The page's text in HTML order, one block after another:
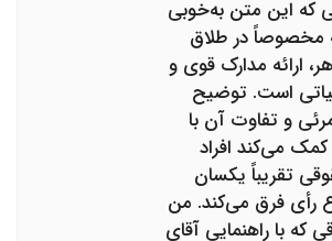
که این متن به‌خوبی
مخصوصاً در طلاق
ارائه مدارک قوی و
است. توضیح
و تفاوت آن با
می‌کند افراد
تقریباً یکسان
رأی فرق می‌کند. من
که با راهنمایی آقای